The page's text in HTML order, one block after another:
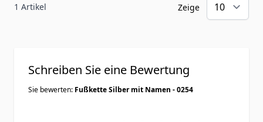
1 Artikel Zeige
Schreiben Sie eine Bewertung
Sie bewerten: Fußkette Silber mit Namen - 0254